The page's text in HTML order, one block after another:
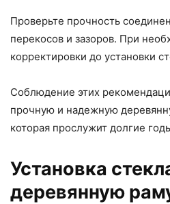
Проверьте прочность
перекосов и зазоров. При
корректировки до установки
Соблюдение этих
прочную и надежную
которая прослужит долгие
Установка
деревянную